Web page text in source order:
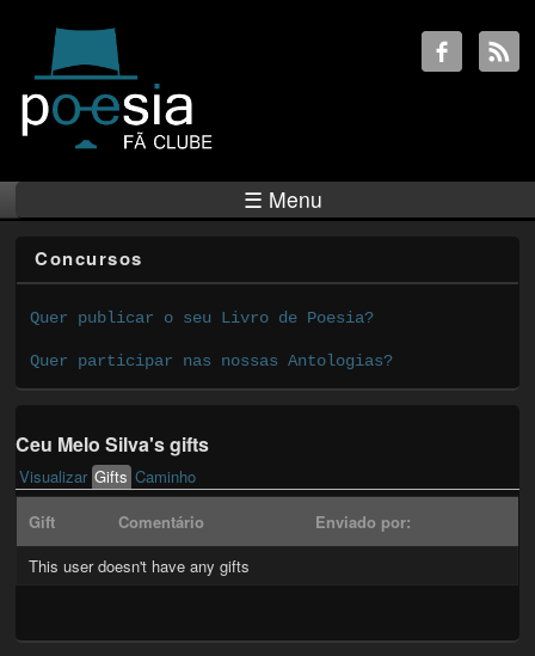
☰ Menu
Concursos
Quer publicar o seu Livro de Poesia?
Quer participar nas nossas Antologias?
Ceu Melo Silva's gifts
Primary tabs
Visualizar Gifts (active tab)
Caminho
Gift
Comentário
Enviado por:
This user doesn't have any gifts